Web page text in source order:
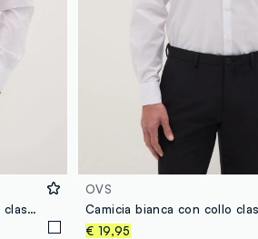
Camicia bianca slim fit con colletto classico easy iron
OVS
Camicia bianca con collo
€ 19,95